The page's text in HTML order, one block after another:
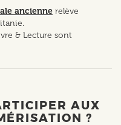
ancienne relève
& Lecture sont
AUX
?